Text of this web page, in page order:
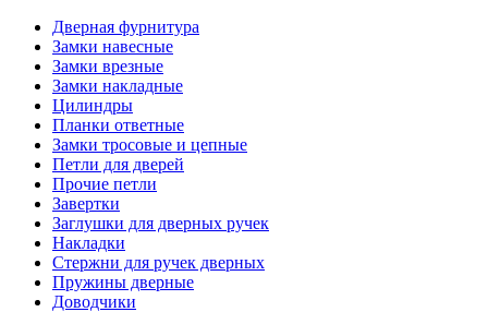
Дверная фурнитура
Замки навесные
Замки врезные
Замки накладные
Цилиндры
Планки ответные
Замки тросовые и цепные
Петли для дверей
Прочие петли
Завертки
Заглушки для дверных ручек
Накладки
Стержни для ручек дверных
Пружины дверные
Доводчики